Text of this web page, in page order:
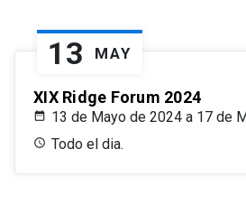
13 MAY
XIX Ridge Forum 2024
13 de Mayo de 2024 a 17 de
Todo el dia.